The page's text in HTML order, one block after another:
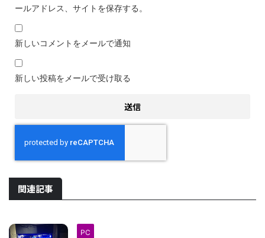
ールアドレス、サイトを保存する。
新しいコメントをメールで通知
新しい投稿をメールで受け取る
関連記事
PC